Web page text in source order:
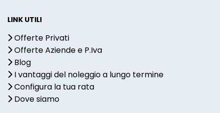
LINK UTILI
Offerte Privati
Offerte Aziende e P.Iva
Blog
I vantaggi del noleggio a lungo termine
Configura la tua rata
Dove siamo